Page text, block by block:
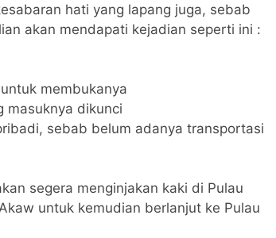
hati yang lapang juga, sebab
akan mendapati kejadian seperti ini :
membukanya
masuknya dikunci
sebab belum adanya transportasi
segera menginjakan kaki di Pulau
untuk kemudian berlanjut ke Pulau